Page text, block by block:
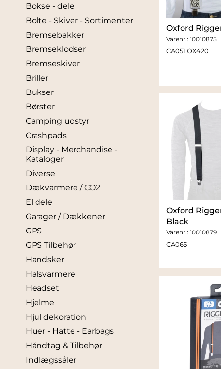
Bokse - dele
Bolte - Skiver - Sortimenter
Bremsebakker
Bremseklodser
Bremseskiver
Briller
Bukser
Børster
Camping udstyr
Crashpads
Display - Merchandise -
Kataloger
Diverse
Dækvarmere / CO2
El dele
Garager / Dækkener
GPS
GPS Tilbehør
Handsker
Halsvarmere
Headset
Hjelme
Hjul dekoration
Huer - Hatte - Earbags
Håndtag & Tilbehør
Indlægssåler
Oxford
Varenr.: 10010875
CA051 OX420
Oxford
Black
Varenr.: 10010879
CA065